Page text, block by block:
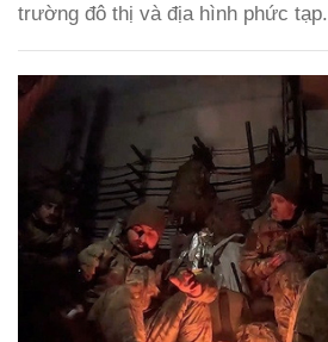
trường đô thị và địa hình phức tạp.